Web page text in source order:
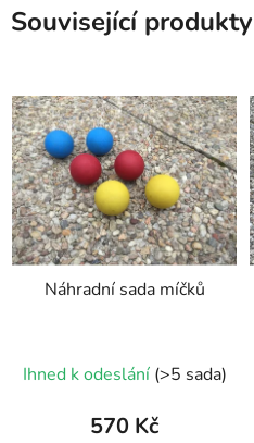
Související produkty
Náhradní sada míčků
Ihned k odeslání (>5 sada)
570 Kč